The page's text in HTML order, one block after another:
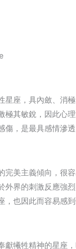
星座，具內斂、消極
極其敏銳，因此心
，是最具感情滲透
完美主義傾向，很
外界的刺激反應強
，也因此而容易感
獻犧牲精神的星座